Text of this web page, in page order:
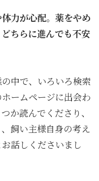
力が心配。薬をやめ
ちらに進んでも不安
中で、いろいろ検索
ームページに出会わ
か読んでくださり、
飼い主様自身の考え
話しくださいまし